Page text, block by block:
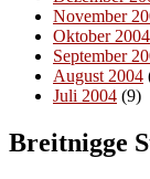
November
Oktober 2004
September
August 2004
Juli 2004 (9)
Breitnigge